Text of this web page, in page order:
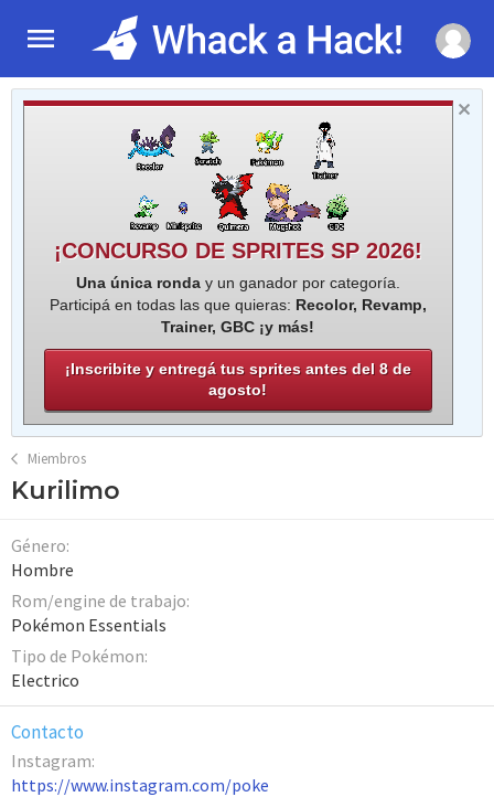
¡CONCURSO DE SPRITES SP 2026!
Una única ronday un ganador por categoría.
Participá en todas las que quieras: Recolor, Revamp,
Trainer, GBC ¡y más!
¡Inscribite y entregá tus sprites antes del 8 de
agosto!
Miembros
Kurilimo
Género
Hombre
Rom/engine de trabajo
Pokémon Essentials
Tipo de Pokémon
Electrico
Contacto
Instagram
https://www.instagram.com/poke